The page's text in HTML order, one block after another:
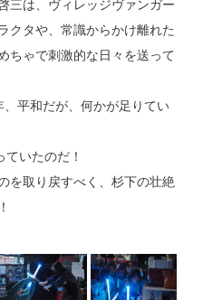
三は、ヴィレッジヴァンガー
クタや、常識からかけ離れた
ちゃで刺激的な日々を送って
平和だが、何かが足りてい
ていたのだ！
を取り戻すべく、杉下の壮絶